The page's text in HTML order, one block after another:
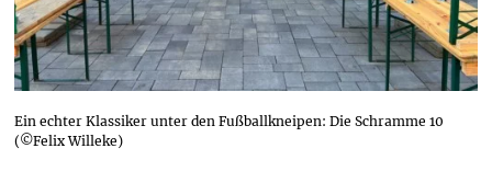
Ein echter Klassiker unter den Fußballkneipen: Die Schramme 10
(©Felix Willeke)